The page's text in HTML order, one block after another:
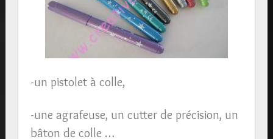
-un pistolet à colle,
-une agrafeuse, un cutter de précision, un
bâton de colle …